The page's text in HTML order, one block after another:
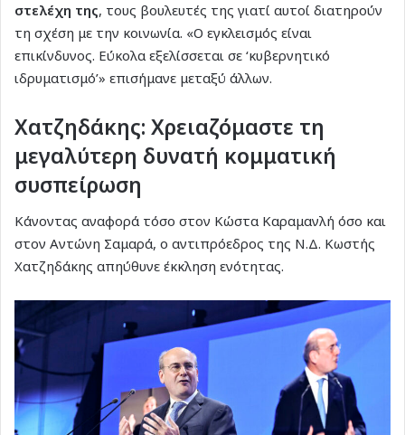
στελέχη της, τους βουλευτές της γιατί αυτοί διατηρούν
τη σχέση με την κοινωνία. «Ο εγκλεισμός είναι
επικίνδυνος. Εύκολα εξελίσσεται σε ‘κυβερνητικό
ιδρυματισμό’» επισήμανε μεταξύ άλλων.
Χατζηδάκης: Χρειαζόμαστε τη
μεγαλύτερη δυνατή κομματική
συσπείρωση
Κάνοντας αναφορά τόσο στον Κώστα Καραμανλή όσο και
στον Αντώνη Σαμαρά, ο αντιπρόεδρος της Ν.Δ. Κωστής
Χατζηδάκης απηύθυνε έκκληση ενότητας.